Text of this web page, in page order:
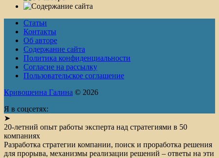
Статьи
Контакты
Об авторе
Содержание сайта
Политика конфиденциальности
Согласие на рассылку
Пользовательское соглашение
Кривошеина Галина © 2026
Я в соцсетях:
➤
20-летний опыт работы эксперта над стратегиями в 50
компаниях
Разработка стратегии компании, поиск и проработка решения
для прорыва, механизмы реализации решений – ответы на эти